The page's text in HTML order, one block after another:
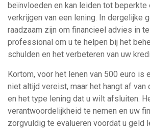
beïnvloeden en kan leiden tot
verkrijgen van een lening. In dergelijke
raadzaam zijn om financieel advies in
professional om u te helpen bij het
schulden en het verbeteren van uw
Kortom, voor het lenen van 500 euro is
niet altijd vereist, maar het hangt af
en het type lening dat u wilt afsluiten.
verantwoordelijkheid te nemen en uw
zorgvuldig te evalueren voordat u geld